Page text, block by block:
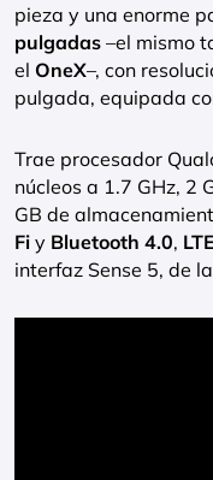
pieza y una enorme
pulgadas –el mismo
el OneX–, con
pulgada, equipada
Trae procesador
núcleos a 1.7 GHz, 2
GB de
Fi y Bluetooth 4.0, LTE
interfaz Sense 5, de